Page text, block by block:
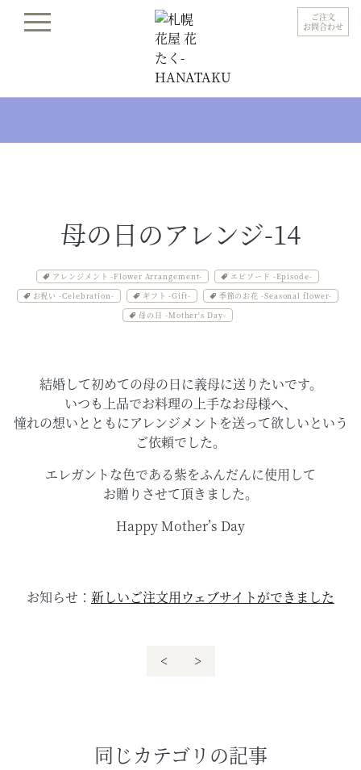
ご注文
お問合わせ
母の日のアレンジ-14
アレンジメント -Flower Arrangement-
エピソード -Episode-
お祝い -Celebration-
ギフト -Gift-
季節のお花 -Seasonal flower-
母の日 -Mother's Day-
結婚して初めての母の日に義母に送りたいです。
いつも上品でお料理の上手なお母様へ、
憧れの想いとともにアレンジメントを送って欲しいという
ご依頼でした。
エレガントな色である紫をふんだんに使用して
お贈りさせて頂きました。
Happy Mother’s Day
お知らせ： 新しいご注文用ウェブサイトができました
< >
同じカテゴリの記事